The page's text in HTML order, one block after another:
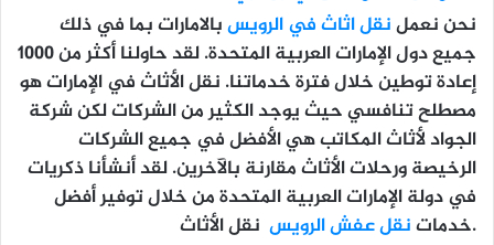
نحن نعملنقل اثاث في الرويسبالامارات بما في ذلك
جميع دول الإمارات العربية المتحدة. لقد حاولنا أكثر من 1000
إعادة توطين خلال فترة خدماتنا. نقل الأثاث في الإمارات هو
مصطلح تنافسي حيث يوجد الكثير من الشركات لكن شركة
الجواد لأثاث المكاتب هي الأفضل في جميع الشركات
الرخيصة ورحلات الأثاث مقارنة بالآخرين. لقد أنشأنا ذكريات
في دولة الإمارات العربية المتحدة من خلال توفير أفضل
خدماتنقل عفش الرويس نقل الأثاث.